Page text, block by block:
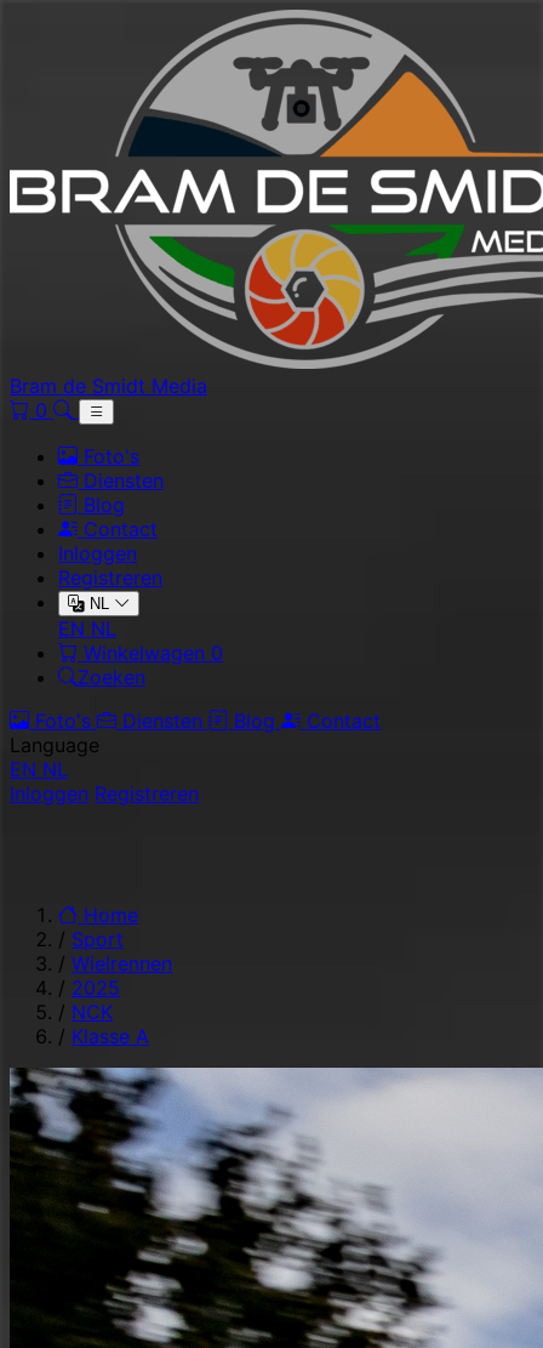
Bram de Smidt Media
0
Foto's
Diensten
Blog
Contact
Inloggen
Registreren
NL
EN NL
Winkelwagen 0
Zoeken
Foto's
Diensten Blog
Contact
Language
EN NL
Inloggen Registreren
Home
/ Sport
/ Wielrennen
/ 2025
/ NCK
/ Klasse A